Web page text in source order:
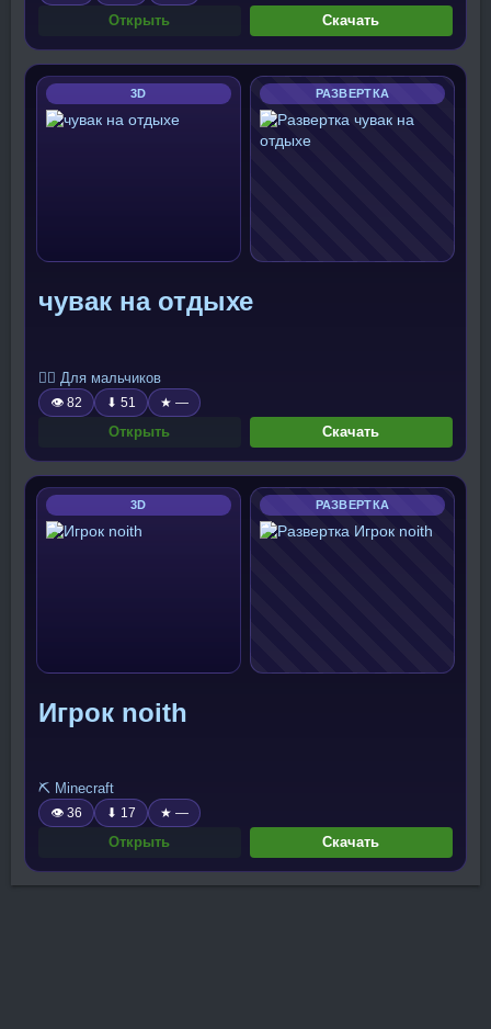
Открыть Скачать
3D РАЗВЕРТКА
чувак на отдыхе
🧍‍♂️ Для мальчиков
👁 82 ⬇ 51 ★ —
Открыть Скачать
3D РАЗВЕРТКА
Игрок noith
⛏️ Minecraft
👁 36 ⬇ 17 ★ —
Открыть Скачать